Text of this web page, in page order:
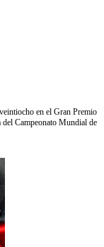
en el Gran Premio
Campeonato Mundial de